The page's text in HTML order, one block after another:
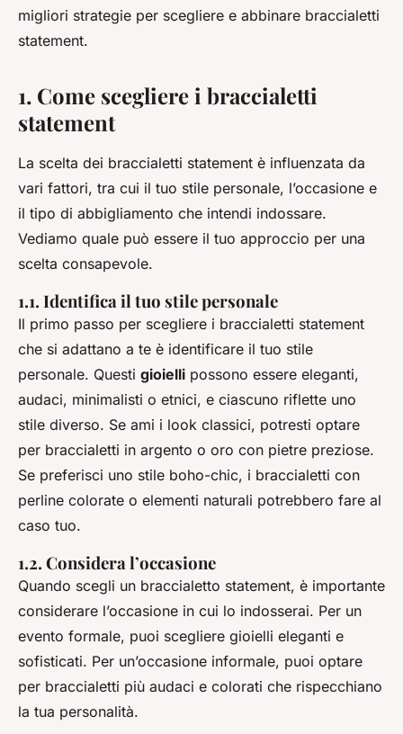
migliori strategie per scegliere e abbinare braccialetti
statement.
1. Come scegliere i braccialetti
statement
La scelta dei braccialetti statement è influenzata da
vari fattori, tra cui il tuo stile personale, l’occasione e
il tipo di abbigliamento che intendi indossare.
Vediamo quale può essere il tuo approccio per una
scelta consapevole.
1.1. Identifica il tuo stile personale
Il primo passo per scegliere i braccialetti statement
che si adattano a te è identificare il tuo stile
personale. Questi gioielli possono essere eleganti,
audaci, minimalisti o etnici, e ciascuno riflette uno
stile diverso. Se ami i look classici, potresti optare
per braccialetti in argento o oro con pietre preziose.
Se preferisci uno stile boho-chic, i braccialetti con
perline colorate o elementi naturali potrebbero fare al
caso tuo.
1.2. Considera l’occasione
Quando scegli un braccialetto statement, è importante
considerare l’occasione in cui lo indosserai. Per un
evento formale, puoi scegliere gioielli eleganti e
sofisticati. Per un’occasione informale, puoi optare
per braccialetti più audaci e colorati che rispecchiano
la tua personalità.